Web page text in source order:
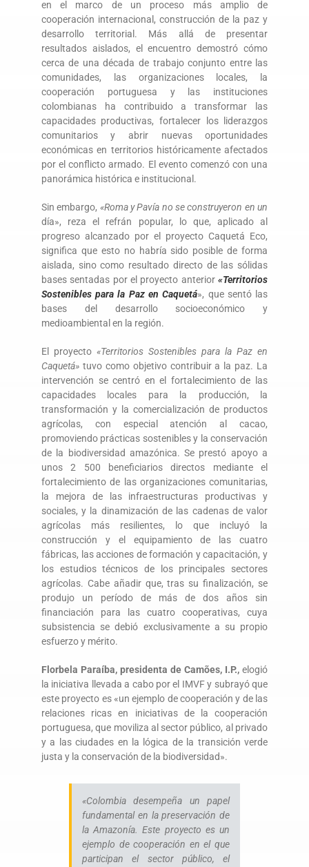
en el marco de un proceso más amplio de
cooperación internacional, construcción de la paz y
desarrollo territorial. Más allá de presentar
resultados aislados, el encuentro demostró cómo
cerca de una década de trabajo conjunto entre las
comunidades, las organizaciones locales, la
cooperación portuguesa y las instituciones
colombianas ha contribuido a transformar las
capacidades productivas, fortalecer los liderazgos
comunitarios y abrir nuevas oportunidades
económicas en territorios históricamente afectados
por el conflicto armado. El evento comenzó con una
panorámica histórica e institucional.
Sin embargo, «Roma y Pavía no se construyeron en un
día», reza el refrán popular, lo que, aplicado al
progreso alcanzado por el proyecto Caquetá Eco,
significa que esto no habría sido posible de forma
aislada, sino como resultado directo de las sólidas
bases sentadas por el proyecto anterior«Territorios
Sostenibles para la Paz en Caquetá», que sentó las
bases del desarrollo socioeconómico y
medioambiental en la región.
El proyecto «Territorios Sostenibles para la Paz en
Caquetá» tuvo como objetivo contribuir a la paz. La
intervención se centró en el fortalecimiento de las
capacidades locales para la producción, la
transformación y la comercialización de productos
agrícolas, con especial atención al cacao,
promoviendo prácticas sostenibles y la conservación
de la biodiversidad amazónica. Se prestó apoyo a
unos 2 500 beneficiarios directos mediante el
fortalecimiento de las organizaciones comunitarias,
la mejora de las infraestructuras productivas y
sociales, y la dinamización de las cadenas de valor
agrícolas más resilientes, lo que incluyó la
construcción y el equipamiento de las cuatro
fábricas, las acciones de formación y capacitación, y
los estudios técnicos de los principales sectores
agrícolas. Cabe añadir que, tras su finalización, se
produjo un período de más de dos años sin
financiación para las cuatro cooperativas, cuya
subsistencia se debió exclusivamente a su propio
esfuerzo y mérito.
Florbela Paraíba, presidenta de Camões, I.P.,elogió
la iniciativa llevada a cabo por el IMVF y subrayó que
este proyecto es «un ejemplo de cooperación y de las
relaciones ricas en iniciativas de la cooperación
portuguesa, que moviliza al sector público, al privado
y a las ciudades en la lógica de la transición verde
justa y la conservación de la biodiversidad».
«Colombia desempeña un papel
fundamental en la preservación de
la Amazonía. Este proyecto es un
ejemplo de cooperación en el que
participan el sector público, el